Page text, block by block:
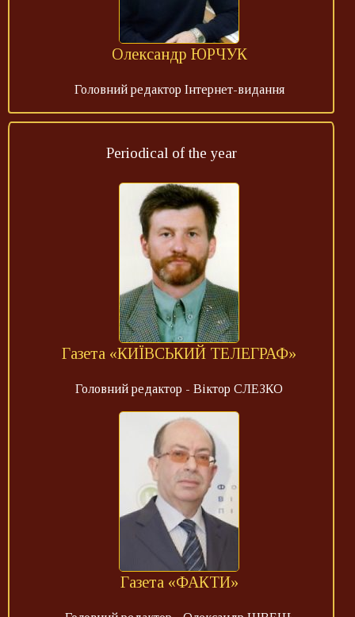
Олександр ЮРЧУК
Головний редактор Інтернет-видання
Periodical of the year
Газета «КИЇВСЬКИЙ ТЕЛЕГРАФ»
Головний редактор - Віктор СЛЕЗКО
Газета «ФАКТИ»